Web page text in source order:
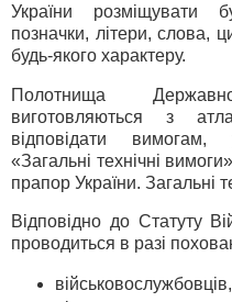
України розміщувати
позначки, літери, слова,
будь-якого характеру.
Полотнища
виготовляються з
відповідати
«Загальні технічні
прапор України. Загальні
Відповідно до Статуту
проводиться в разі